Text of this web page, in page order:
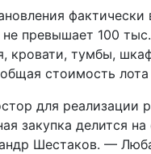
превышает 100
кровати, тумбы,
стоимость
для реализации
закупка делится
Шестаков. —